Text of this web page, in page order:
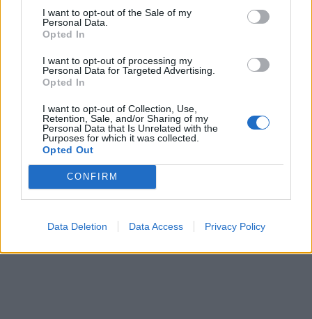
I want to opt-out of the Sale of my
Personal Data.
Opted In
I want to opt-out of processing my
Personal Data for Targeted Advertising.
Opted In
I want to opt-out of Collection, Use,
Retention, Sale, and/or Sharing of my
Personal Data that Is Unrelated with the
Purposes for which it was collected.
Opted Out
CONFIRM
Data Deletion Data Access Privacy Policy